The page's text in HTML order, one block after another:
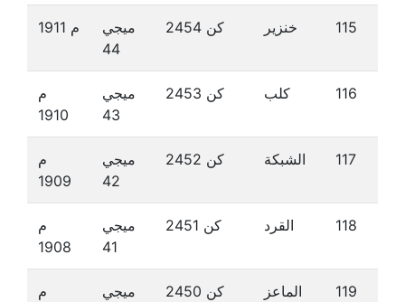
م 1911
ميجي
44
كن 2454 خنزير 115
م
1910
ميجي
43
كن 2453 كلب 116
م
1909
ميجي
42
كن 2452 الشبكة 117
م
1908
ميجي
41
كن 2451 القرد 118
م
ميجي
كن 2450 الماعز 119